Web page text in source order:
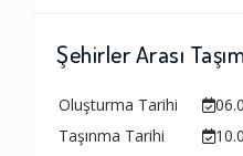
Şehirler Arası
Oluşturma Tarihi
Taşınma Tarihi